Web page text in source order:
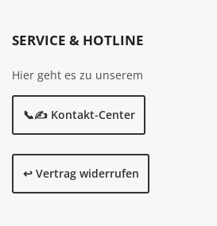
SERVICE & HOTLINE
Hier geht es zu unserem
📞✍️ Kontakt-Center
↩️ Vertrag widerrufen